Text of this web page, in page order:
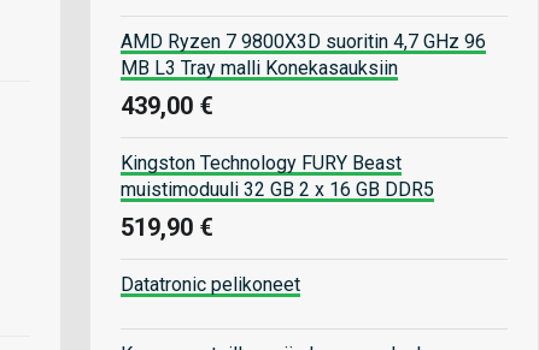
AMD Ryzen 7 9800X3D suoritin 4,7 GHz 96
MB L3 Tray malli Konekasauksiin
439,00 €
Kingston Technology FURY Beast
muistimoduuli 32 GB 2 x 16 GB DDR5
519,90 €
Datatronic pelikoneet